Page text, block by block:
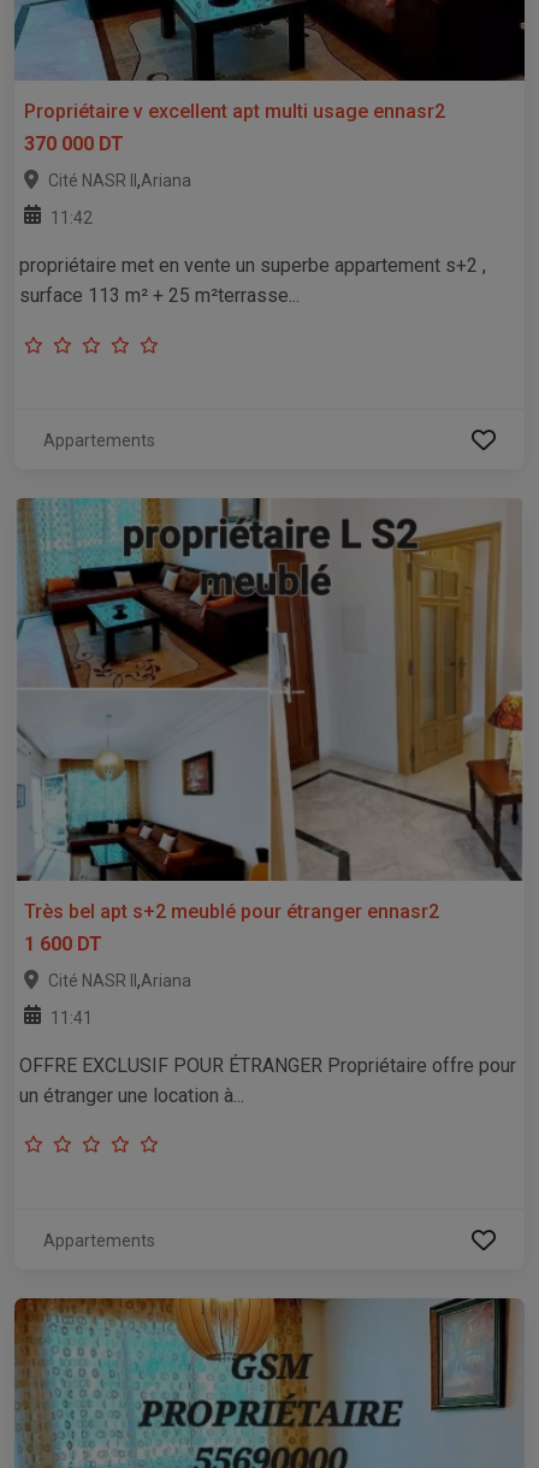
Propriétaire v excellent apt multi usage ennasr2
370 000 DT
Cité NASR II ,Ariana
11:42
propriétaire met en vente un superbe appartement s+2 ,
surface 113 m² + 25 m²terrasse...
Appartements
Très bel apt s+2 meublé pour étranger ennasr2
1 600 DT
Cité NASR II ,Ariana
11:41
OFFRE EXCLUSIF POUR ÉTRANGER Propriétaire offre pour
un étranger une location à...
Appartements